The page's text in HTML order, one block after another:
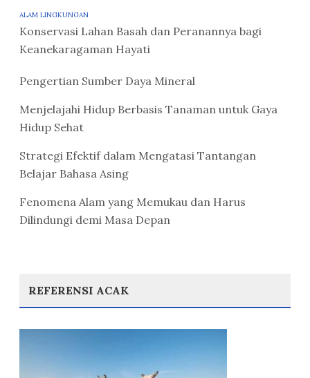
ALAM LINGKUNGAN
Konservasi Lahan Basah dan Peranannya bagi
Keanekaragaman Hayati
Pengertian Sumber Daya Mineral
Menjelajahi Hidup Berbasis Tanaman untuk Gaya
Hidup Sehat
Strategi Efektif dalam Mengatasi Tantangan
Belajar Bahasa Asing
Fenomena Alam yang Memukau dan Harus
Dilindungi demi Masa Depan
REFERENSI ACAK